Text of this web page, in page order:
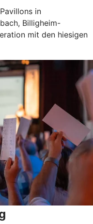
in
Billigheim-
mit den hiesigen